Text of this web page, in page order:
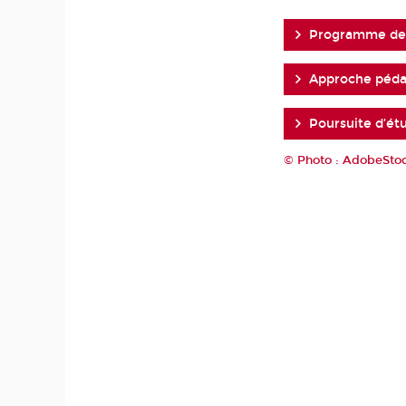
Programme
Approche
Poursuite
© Photo :